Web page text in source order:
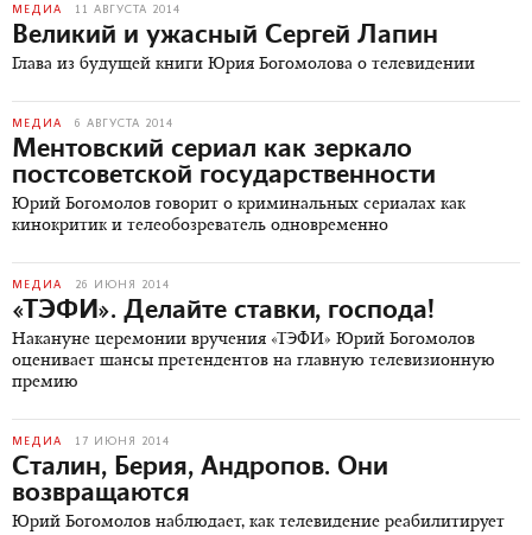
МЕДИА 11 АВГУСТА 2014
Великий и ужасный Сергей Лапин
Глава из будущей книги Юрия Богомолова о телевидении
МЕДИА 6 АВГУСТА 2014
Ментовский сериал как зеркало
постсоветской государственности
Юрий Богомолов говорит о криминальных сериалах как
кинокритик и телеобозреватель одновременно
МЕДИА 26 ИЮНЯ 2014
«ТЭФИ». Делайте ставки, господа!
Накануне церемонии вручения «ТЭФИ» Юрий Богомолов
оценивает шансы претендентов на главную телевизионную
премию
МЕДИА 17 ИЮНЯ 2014
Сталин, Берия, Андропов. Они
возвращаются
Юрий Богомолов наблюдает, как телевидение реабилитирует